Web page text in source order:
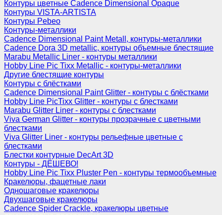
Контуры цветные Cadence Dimensional Opaque
Контуры VISTA-ARTISTA
Контуры Pebeo
Контуры-металлики
Cadence Dimensional Paint Metall, контуры-металлики
Cadence Dora 3D metallic, контуры объемные блестящие
Marabu Metallic Liner - контуры металлики
Hobby Line Pic Tixx Metallic - контуры-металлики
Другие блестящие контуры
Контуры с блёстками
Cadence Dimensional Paint Glitter - контуры с блёстками
Hobby Line PicTixx Glitter - контуры с блестками
Marabu Glitter Liner - контуры с блестками
Viva German Glitter - контуры прозрачные с цветными
блестками
Viva Glitter Liner - контуры рельефные цветные с
блестками
Блестки контурные DecArt 3D
Контуры - ДЁШЕВО!
Hobby Line Pic Tixx Pluster Pen - контуры термообъемные
Кракелюры, фацетные лаки
Одношаговые кракелюры
Двухшаговые кракелюры
Cadence Spider Crackle, кракелюры цветные